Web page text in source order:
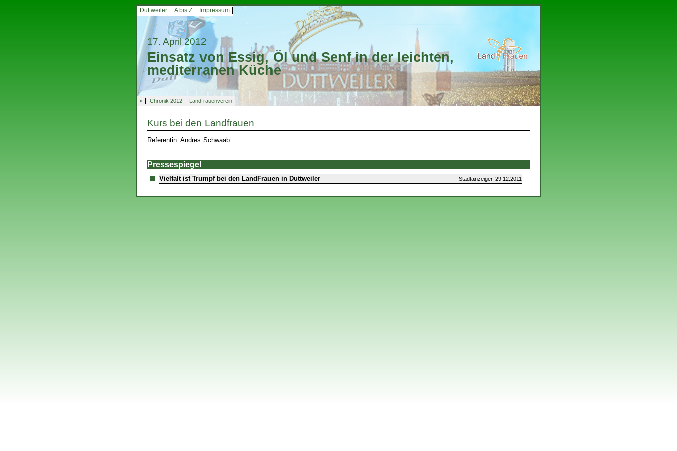
Duttweiler A bis Z Impressum
17. April 2012
Einsatz von Essig, Öl und Senf in der leichten,
mediterranen Küche
« Chronik 2012 Landfrauenverein
Kurs bei den Landfrauen
Referentin: Andres Schwaab
Pressespiegel
Vielfalt ist Trumpf bei den LandFrauen in Duttweiler Stadtanzeiger, 29.12.2011